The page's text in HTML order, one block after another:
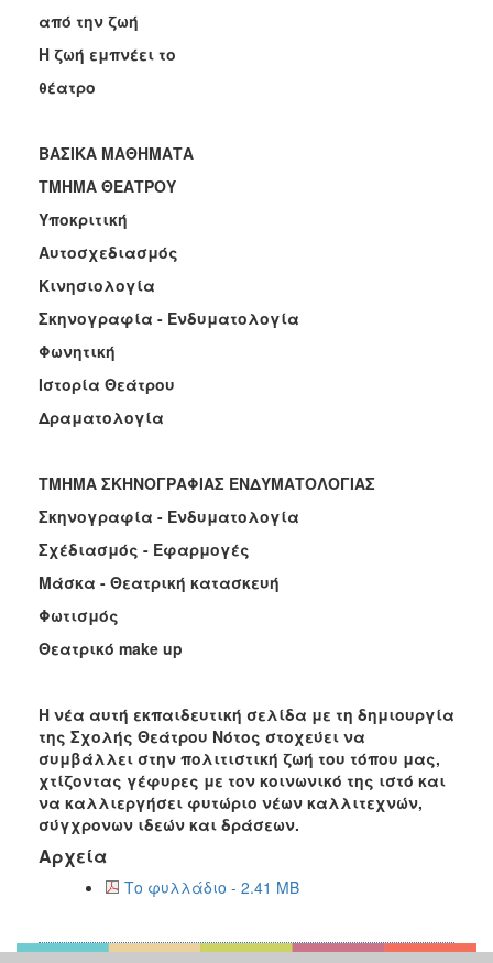
από την ζωή
Η ζωή εμπνέει το
θέατρο
ΒΑΣΙΚΑ ΜΑΘΗΜΑΤΑ
TMHMA ΘΕΑΤΡΟΥ
Υποκριτική
Αυτοσχεδιασμός
Κινησιολογία
Σκηνογραφία - Ενδυματολογία
Φωνητική
Ιστορία Θεάτρου
Δραματολογία
ΤΜΗΜΑ ΣΚΗΝΟΓΡΑΦΙΑΣ ΕΝΔΥΜΑΤΟΛΟΓΙΑΣ
Σκηνογραφία - Ενδυματολογία
Σχέδιασμός - Εφαρμογές
Μάσκα - Θεατρική κατασκευή
Φωτισμός
Θεατρικό make up
Η νέα αυτή εκπαιδευτική σελίδα με τη δημιουργία
της Σχολής Θεάτρου Νότος στοχεύει να
συμβάλλει στην πολιτιστική ζωή του τόπου μας,
χτίζοντας γέφυρες με τον κοινωνικό της ιστό και
να καλλιεργήσει φυτώριο νέων καλλιτεχνών,
σύγχρονων ιδεών και δράσεων.
Αρχεία
Το φυλλάδιο - 2.41 MB